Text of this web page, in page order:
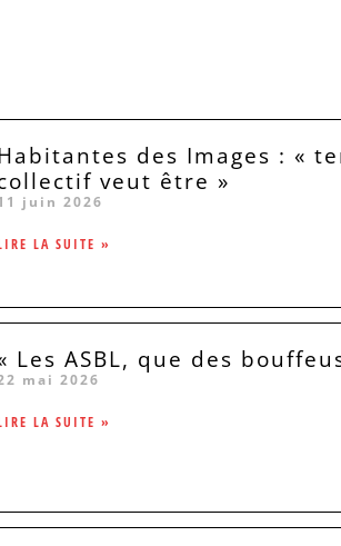
des Images : «
veut être »
juin 2026
LA SUITE »
Les ASBL, que des
mai 2026
LA SUITE »